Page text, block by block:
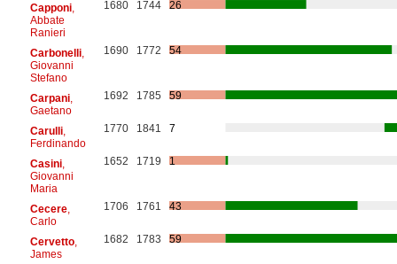
Capponi,
Abbate
Ranieri
1680 1744 26
Carbonelli,
Giovanni
Stefano
1690 1772 54
Carpani,
Gaetano
1692 1785 59
Carulli,
Ferdinando
1770 1841 7
Casini,
Giovanni
Maria
1652 1719 1
Cecere,
Carlo
1706 1761 43
Cervetto,
James
1682 1783 59